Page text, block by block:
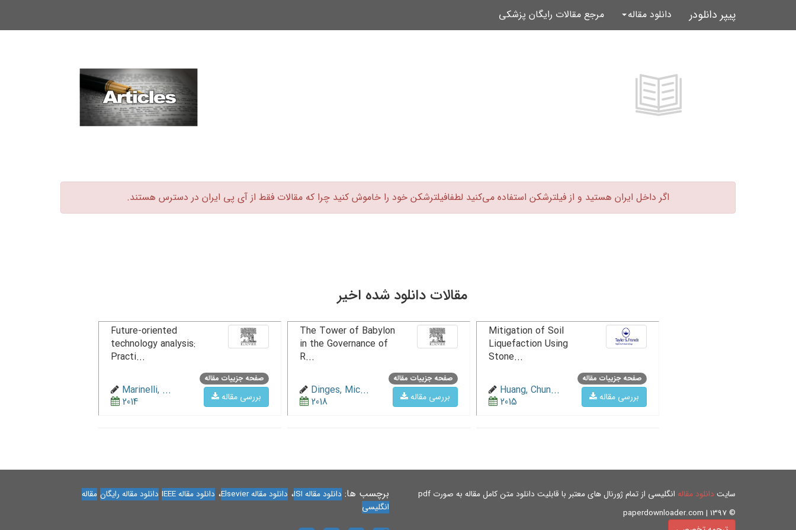
پیپر دانلودر دانلود مقاله مرجع مقالات رایگان پزشکی
اگر داخل ایران هستید و از فیلترشکن استفاده می‌کنید لطفافیلترشکن خود را خاموش کنید چرا که مقالات فقط از آی پی ایران در دسترس هستند.‏
مقالات دانلود شده اخیر
صفحه جزییات مقاله
بررسی مقاله
Mitigation of Soil
Liquefaction Using
Stone...
Huang, Chun...
2015
صفحه جزییات مقاله
بررسی مقاله
The Tower of Babylon
in the Governance of
R...
Dinges, Mic...
2018
صفحه جزییات مقاله
بررسی مقاله
Future-oriented
technology analysis:
Practi...
Marinelli, ...
2014
سایت دانلود مقاله انگلیسی از تمام ژورنال های معتبر با قابلیت دانلود متن کامل مقاله به صورت pdf
© paperdownloader.com | 1397
برچسب ها: دانلود مقاله ISI ، دانلود مقاله Elsevier ، دانلود مقاله IEEE دانلود مقاله رایگان مقاله
انگلیسی